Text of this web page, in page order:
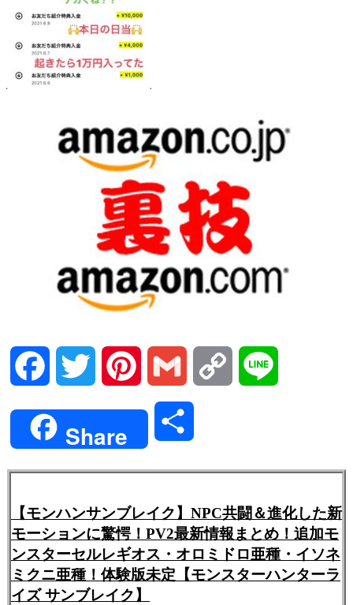
Facebook Twitter Pinterest Gmail Copy
Share
【モンハンサンブレイク】NPC共闘＆進化した新
モーションに驚愕！PV2最新情報まとめ！追加モ
ンスターセルレギオス・オロミドロ亜種・イソネ
ミクニ亜種！体験版未定【モンスターハンターラ
イズ サンブレイク】